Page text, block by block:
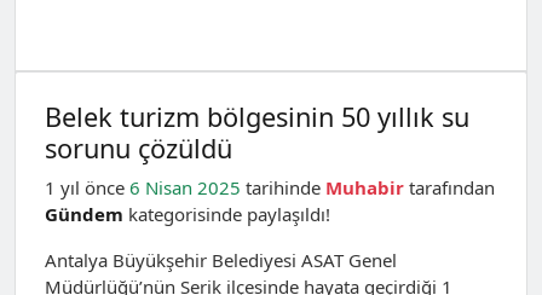
Belek turizm bölgesinin 50 yıllık su
sorunu çözüldü
1 yıl önce 6 Nisan 2025 tarihinde Muhabir tarafından
Gündem kategorisinde paylaşıldı!
Antalya Büyükşehir Belediyesi ASAT Genel
Müdürlüğü’nün Serik ilçesinde hayata geçirdiği 1